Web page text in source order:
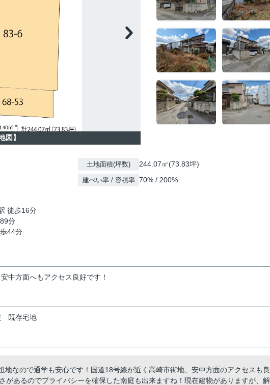
図】
徒歩16分
分
44分
土地面積(坪数) 244.07㎡(73.83坪)
建ぺい率 / 容積率 70% / 200%
中方面へもアクセス良好です！
既存宅地
地なので通学も安心です！国道18号線が近く高崎市街地、安中方面のアクセスも良
があるのでプライバシーを確保した南庭も出来ますね！現在建物がありますが、解